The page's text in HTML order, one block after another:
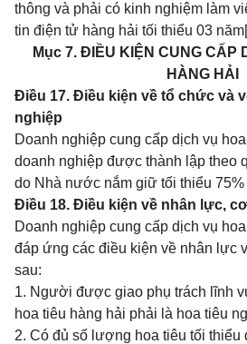
thông và phải có kinh nghiệm làm
tin điện tử hàng hải tối thiểu 03 năm
Mục 7. ĐIỀU KIỆN CUNG CẤP
HÀNG HẢI
Điều 17. Điều kiện về tổ chức và
nghiệp
Doanh nghiệp cung cấp dịch vụ
doanh nghiệp được thành lập theo
do Nhà nước nắm giữ tối thiểu 75%
Điều 18. Điều kiện về nhân lực,
Doanh nghiệp cung cấp dịch vụ
đáp ứng các điều kiện về nhân lực
sau:
1. Người được giao phụ trách lĩnh
hoa tiêu hàng hải phải là hoa tiêu
2. Có đủ số lượng hoa tiêu tối